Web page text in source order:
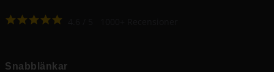
Snabblänkar